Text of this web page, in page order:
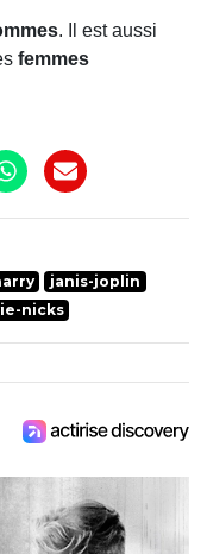
. Il est aussi
femmes
janis-joplin
nicks